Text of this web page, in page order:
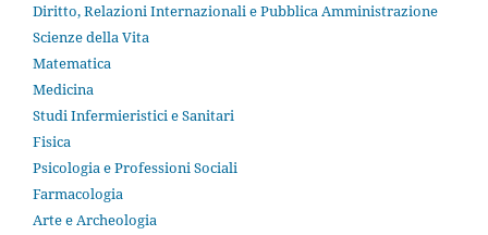
Diritto, Relazioni Internazionali e Pubblica Amministrazione
Scienze della Vita
Matematica
Medicina
Studi Infermieristici e Sanitari
Fisica
Psicologia e Professioni Sociali
Farmacologia
Arte e Archeologia